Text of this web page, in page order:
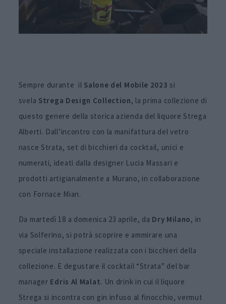
Sempre durante il Salone del Mobile 2023 si
svela Strega Design Collection, la prima collezione di
questo genere della storica azienda del liquore Strega
Alberti. Dall’incontro con la manifattura del vetro
nasce Strata, set di bicchieri da cocktail, unici e
numerati, ideati dalla designer Lucia Massari e
prodotti artigianalmente a Murano, in collaborazione
con Fornace Mian.
Da martedì 18 a domenica 23 aprile, da Dry Milano, in
via Solferino, si potrà scoprire e ammirare una
speciale installazione realizzata con i bicchieri della
collezione. E degustare il cocktail “Strata” del bar
manager Edris Al Malat. Un drink in cui il liquore
Strega si incontra con gin infuso al finocchio, vermut